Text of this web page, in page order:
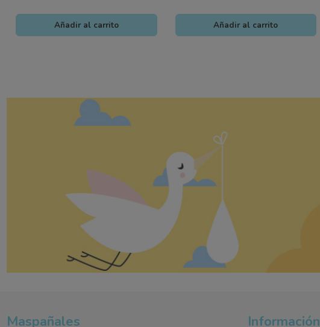
Añadir al carrito Añadir al carrito
Maspañales Información